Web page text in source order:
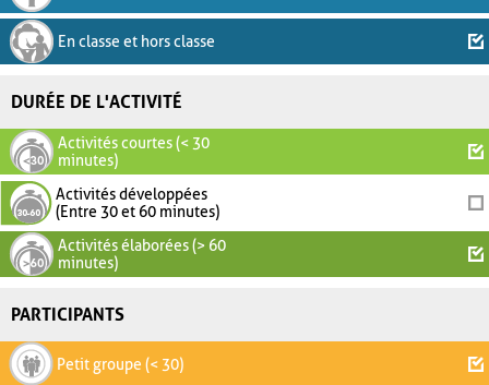
En classe et hors classe
DURÉE DE L'ACTIVITÉ
Activités courtes (< 30
minutes)
Activités développées
(Entre 30 et 60 minutes)
Activités élaborées (> 60
minutes)
PARTICIPANTS
Petit groupe (< 30)